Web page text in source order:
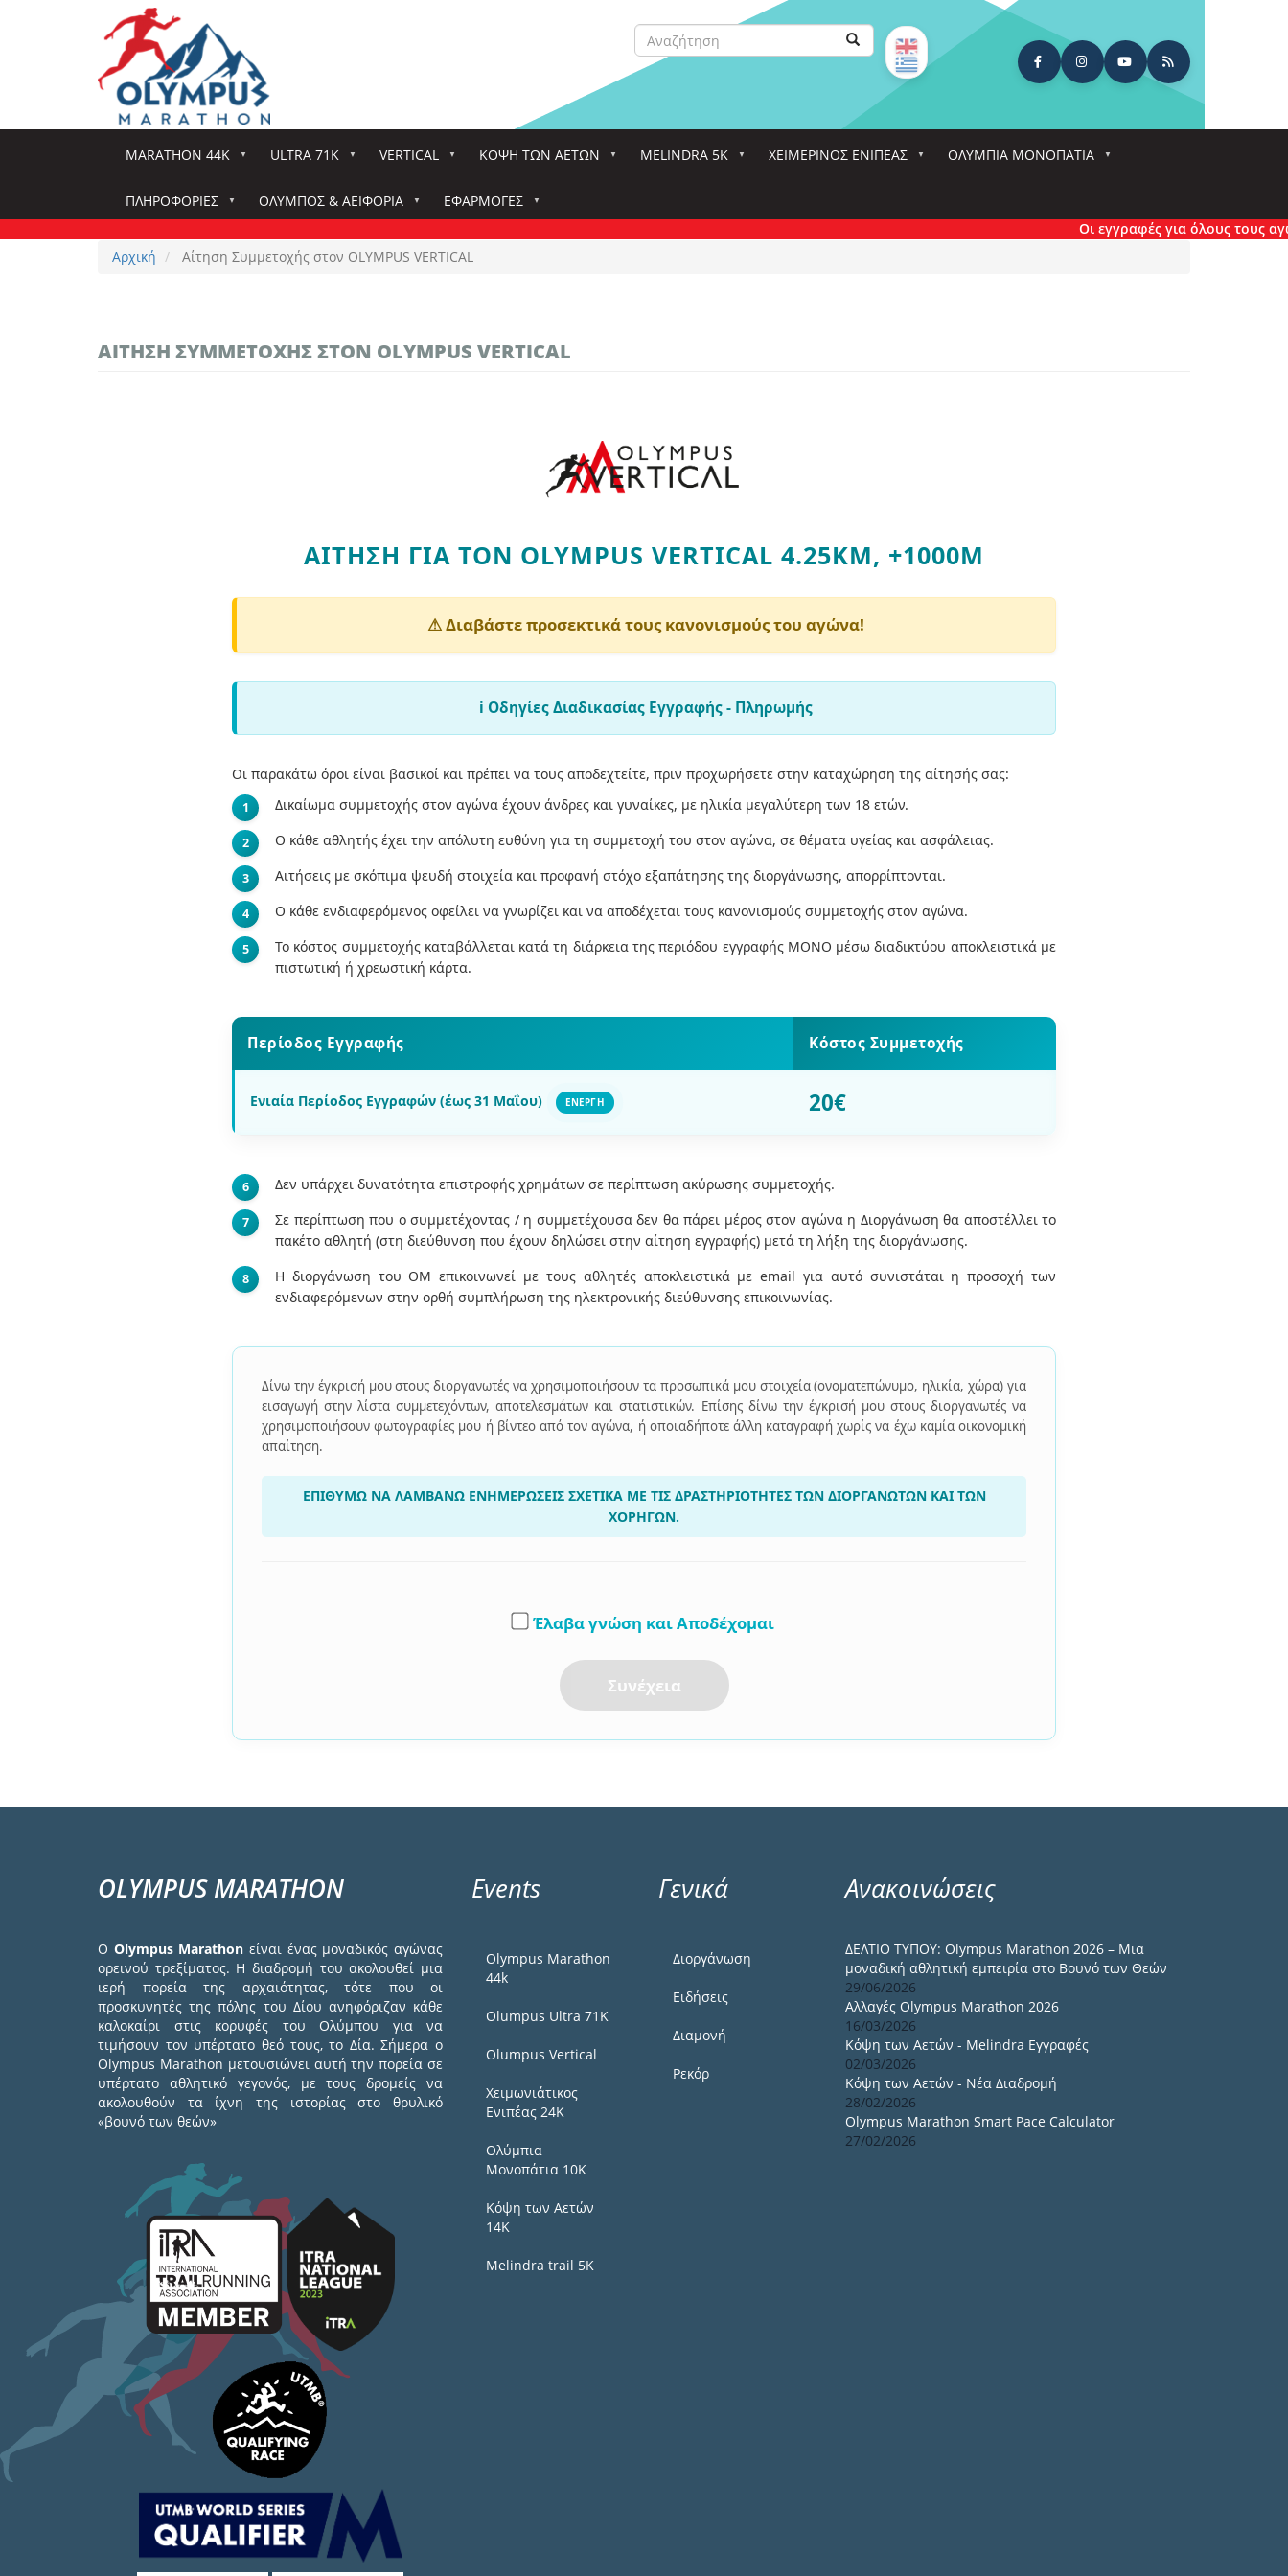
Search
Αναζήτηση Αναζήτηση
MARATHON 44K ULTRA 71K VERTICAL ΚΌΨΗ ΤΩΝ ΑΕΤΏΝ MELINDRA 5K ΧΕΙΜΕΡΙΝΟΣ ΕΝΙΠΕΑΣ ΟΛΎΜΠΙΑ ΜΟΝΟΠΆΤΙΑ
ΠΛΗΡΟΦΟΡΊΕΣ ΌΛΥΜΠΟΣ & ΑΕΙΦΟΡΊΑ
ΕΦΑΡΜΟΓΈΣ
Οι εγγραφές για όλους τους αγώνες
Αρχική
Αίτηση Συμμετοχής στον OLYMPUS VERTICAL
ΑΊΤΗΣΗ ΣΥΜΜΕΤΟΧΉΣ ΣΤΟΝ OLYMPUS VERTICAL
ΑΊΤΗΣΗ ΓΙΑ ΤΟΝ OLYMPUS VERTICAL 4.25KM, +1000M
⚠ Διαβάστε προσεκτικά τους κανονισμούς του αγώνα!
ℹ️ Οδηγίες Διαδικασίας Εγγραφής - Πληρωμής
Οι παρακάτω όροι είναι βασικοί και πρέπει να τους αποδεχτείτε, πριν προχωρήσετε στην καταχώρηση της αίτησής σας:
Δικαίωμα συμμετοχής στον αγώνα έχουν άνδρες και γυναίκες, με ηλικία μεγαλύτερη των 18 ετών.
Ο κάθε αθλητής έχει την απόλυτη ευθύνη για τη συμμετοχή του στον αγώνα, σε θέματα υγείας και ασφάλειας.
Αιτήσεις με σκόπιμα ψευδή στοιχεία και προφανή στόχο εξαπάτησης της διοργάνωσης, απορρίπτονται.
Ο κάθε ενδιαφερόμενος οφείλει να γνωρίζει και να αποδέχεται τους κανονισμούς συμμετοχής στον αγώνα.
Το κόστος συμμετοχής καταβάλλεται κατά τη διάρκεια της περιόδου εγγραφής ΜΟΝΟ μέσω διαδικτύου αποκλειστικά με
πιστωτική ή χρεωστική κάρτα.
Περίοδος Εγγραφής Κόστος Συμμετοχής
Ενιαία Περίοδος Εγγραφών (έως 31 Μαΐου) ΕΝΕΡΓΗ 20€
Δεν υπάρχει δυνατότητα επιστροφής χρημάτων σε περίπτωση ακύρωσης συμμετοχής.
Σε περίπτωση που ο συμμετέχοντας / η συμμετέχουσα δεν θα πάρει μέρος στον αγώνα η Διοργάνωση θα αποστέλλει το
πακέτο αθλητή (στη διεύθυνση που έχουν δηλώσει στην αίτηση εγγραφής) μετά τη λήξη της διοργάνωσης.
Η διοργάνωση του ΟΜ επικοινωνεί με τους αθλητές αποκλειστικά με email για αυτό συνιστάται η προσοχή των
ενδιαφερόμενων στην ορθή συμπλήρωση της ηλεκτρονικής διεύθυνσης επικοινωνίας.
Δίνω την έγκρισή μου στους διοργανωτές να χρησιμοποιήσουν τα προσωπικά μου στοιχεία (ονοματεπώνυμο, ηλικία, χώρα) για
εισαγωγή στην λίστα συμμετεχόντων, αποτελεσμάτων και στατιστικών. Επίσης δίνω την έγκρισή μου στους διοργανωτές να
χρησιμοποιήσουν φωτογραφίες μου ή βίντεο από τον αγώνα, ή οποιαδήποτε άλλη καταγραφή χωρίς να έχω καμία οικονομική
απαίτηση.
ΕΠΙΘΥΜΩ ΝΑ ΛΑΜΒΑΝΩ ΕΝΗΜΕΡΩΣΕΙΣ ΣΧΕΤΙΚΑ ΜΕ ΤΙΣ ΔΡΑΣΤΗΡΙΟΤΗΤΕΣ ΤΩΝ ΔΙΟΡΓΑΝΩΤΩΝ ΚΑΙ ΤΩΝ
ΧΟΡΗΓΩΝ.
Έλαβα γνώση και Αποδέχομαι
Συνέχεια
OLYMPUS MARATHON
Ο Olympus Marathon είναι ένας μοναδικός αγώνας
ορεινού τρεξίματος. Η διαδρομή του ακολουθεί μια
ιερή πορεία της αρχαιότητας, τότε που οι
προσκυνητές της πόλης του Δίου ανηφόριζαν κάθε
καλοκαίρι στις κορυφές του Ολύμπου για να
τιμήσουν τον υπέρτατο θεό τους, το Δία. Σήμερα ο
Olympus Marathon μετουσιώνει αυτή την πορεία σε
υπέρτατο αθλητικό γεγονός, με τους δρομείς να
ακολουθούν τα ίχνη της ιστορίας στο θρυλικό
«βουνό των θεών»
Events
Olympus Marathon
44k
Olumpus Ultra 71K
Olumpus Vertical
Χειμωνιάτικος
Ενιπέας 24Κ
Ολύμπια
Μονοπάτια 10Κ
Κόψη των Αετών
14Κ
Melindra trail 5Κ
Γενικά
Διοργάνωση
Ειδήσεις
Διαμονή
Ρεκόρ
Ανακοινώσεις
ΔΕΛΤΙΟ ΤΥΠΟΥ: Olympus Marathon 2026 – Μια
μοναδική αθλητική εμπειρία στο Βουνό των Θεών
29/06/2026
Αλλαγές Olympus Marathon 2026
16/03/2026
Κόψη των Αετών - Melindra Εγγραφές
02/03/2026
Κόψη των Αετών - Νέα Διαδρομή
28/02/2026
Olympus Marathon Smart Pace Calculator
27/02/2026